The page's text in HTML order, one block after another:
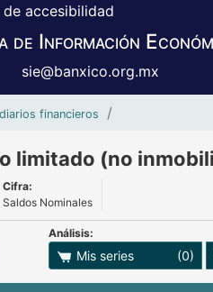
accesibilidad
de Información
sie@banxico.org.mx
financieros
limitado (no
Cifra:
Saldos Nominales
para exportar series
Análisis:
Mis series (0)